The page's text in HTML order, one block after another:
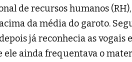
de recursos humanos (RH),
da média do garoto.
já reconhecia as vogais
ele ainda frequentava o